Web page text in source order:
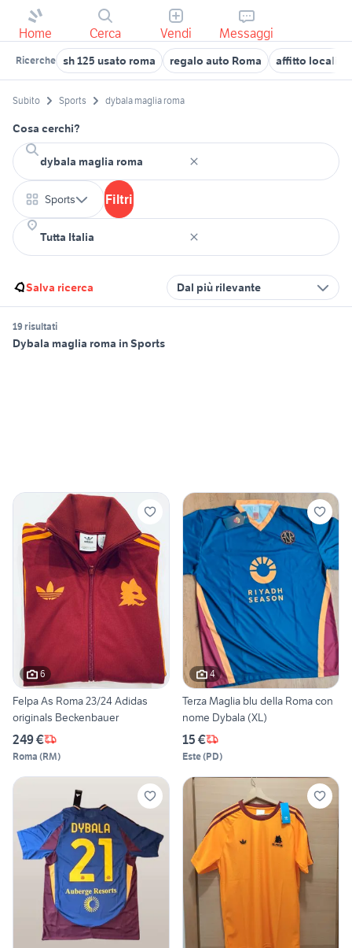
Home Cerca Vendi Messaggi
Ricerche sh 125 usato roma regalo auto Roma affitto locali
Subito Sports dybala maglia roma
Cosa cerchi?
Sports Filtri
Salva ricerca Dal più rilevante
19 risultati
Dybala maglia roma in Sports
6
Felpa As Roma 23/24 Adidas
originals Beckenbauer
249 €
Roma (RM)
4
Terza Maglia blu della Roma con
nome Dybala (XL)
15 €
Este(PD)